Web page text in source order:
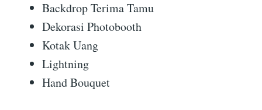
Backdrop Terima Tamu
Dekorasi Photobooth
Kotak Uang
Lightning
Hand Bouquet